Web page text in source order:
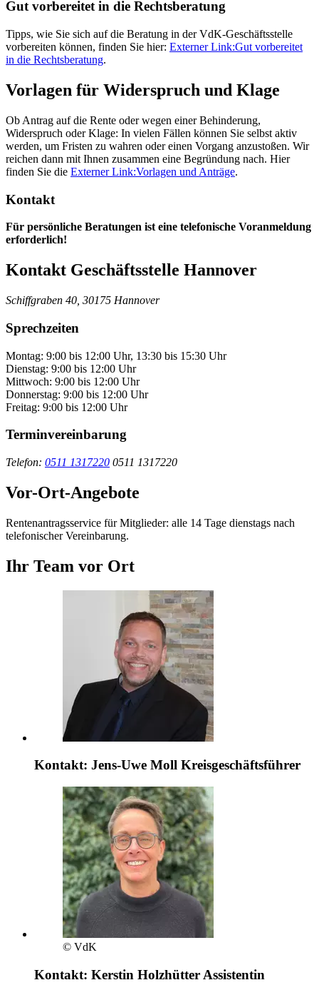
Gut vorbereitet in die Rechtsberatung
Tipps, wie Sie sich auf die Beratung in der VdK-Geschäftsstelle
vorbereiten können, finden Sie hier: Externer Link:Gut vorbereitet
in die Rechtsberatung.
Vorlagen für Widerspruch und Klage
Ob Antrag auf die Rente oder wegen einer Behinderung,
Widerspruch oder Klage: In vielen Fällen können Sie selbst aktiv
werden, um Fristen zu wahren oder einen Vorgang anzustoßen. Wir
reichen dann mit Ihnen zusammen eine Begründung nach. Hier
finden Sie die Externer Link:Vorlagen und Anträge.
Kontakt
Für persönliche Beratungen ist eine telefonische Voranmeldung
erforderlich!
Kontakt Geschäftsstelle Hannover
Schiffgraben 40, 30175 Hannover
Sprechzeiten
Montag: 9:00 bis 12:00 Uhr, 13:30 bis 15:30 Uhr
Dienstag: 9:00 bis 12:00 Uhr
Mittwoch: 9:00 bis 12:00 Uhr
Donnerstag: 9:00 bis 12:00 Uhr
Freitag: 9:00 bis 12:00 Uhr
Terminvereinbarung
Telefon: 0511 1317220 0511 1317220
Vor-Ort-Angebote
Rentenantragsservice für Mitglieder: alle 14 Tage dienstags nach
telefonischer Vereinbarung.
Ihr Team vor Ort
Kontakt: Jens-Uwe Moll Kreisgeschäftsführer
© VdK
Kontakt: Kerstin Holzhütter Assistentin